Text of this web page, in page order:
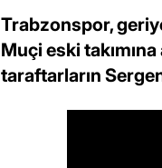
Trabzonspor,
Muçi eski
taraftarların